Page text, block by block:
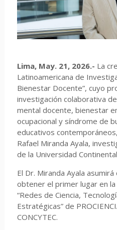
Lima, May. 21, 2026.- La
Latinoamericana de
Bienestar Docente”, cuyo
investigación colaborativa
mental docente, bienestar
ocupacional y síndrome de
educativos
Rafael Miranda Ayala,
de la Universidad
El Dr. Miranda Ayala
obtener el primer lugar en la
“Redes de Ciencia,
Estratégicas” de
CONCYTEC.